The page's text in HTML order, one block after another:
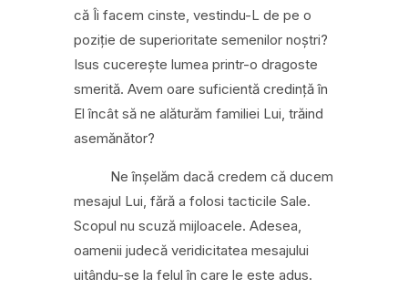
că Îi facem cinste, vestindu-L de pe o
poziție de superioritate semenilor noștri?
Isus cucerește lumea printr-o dragoste
smerită. Avem oare suficientă credință în
El încât să ne alăturăm familiei Lui, trăind
asemănător?
Ne înșelăm dacă credem că ducem
mesajul Lui, fără a folosi tacticile Sale.
Scopul nu scuză mijloacele. Adesea,
oamenii judecă veridicitatea mesajului
uitându-se la felul în care le este adus.